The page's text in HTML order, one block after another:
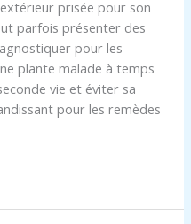
prisée pour son
parfois présenter des
pour les
plante malade à temps
vie et éviter sa
pour les remèdes